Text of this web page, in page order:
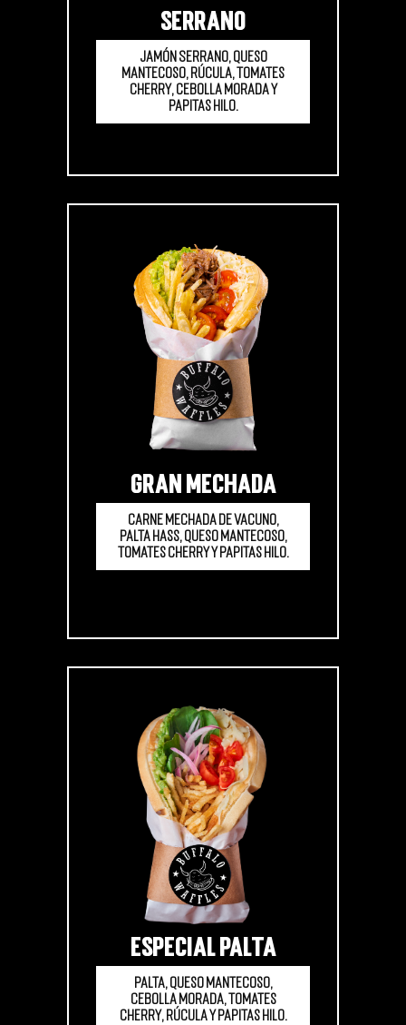
SERRANO
Jamón Serrano, queso
mantecoso, rúcula, tomates
cherry, cebolla morada y
papitas hilo.
GRAN MECHADA
Carne mechada de vacuno,
palta hass, queso mantecoso,
tomates cherry y papitas hilo.
ESPECIAL PALTA
Palta, queso mantecoso,
cebolla morada, tomates
cherry, rúcula y papitas hilo.